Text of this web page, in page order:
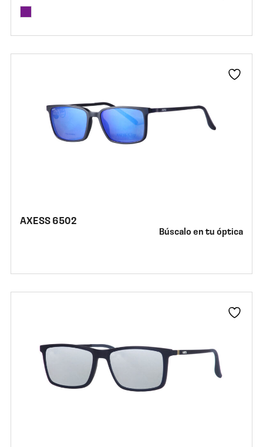
AXESS 6502
Búscalo en tu óptica